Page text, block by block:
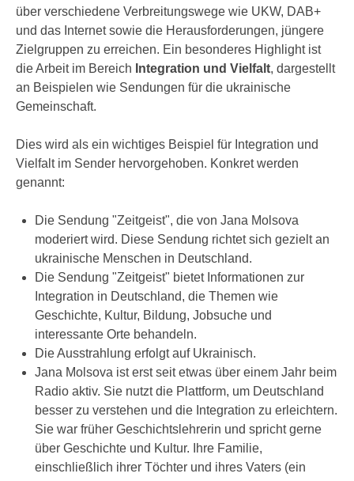
über verschiedene Verbreitungswege wie UKW, DAB+
und das Internet sowie die Herausforderungen, jüngere
Zielgruppen zu erreichen. Ein besonderes Highlight ist
die Arbeit im Bereich Integration und Vielfalt, dargestellt
an Beispielen wie Sendungen für die ukrainische
Gemeinschaft.
Dies wird als ein wichtiges Beispiel für Integration und
Vielfalt im Sender hervorgehoben. Konkret werden
genannt:
Die Sendung "Zeitgeist", die von Jana Molsova
moderiert wird. Diese Sendung richtet sich gezielt an
ukrainische Menschen in Deutschland.
Die Sendung "Zeitgeist" bietet Informationen zur
Integration in Deutschland, die Themen wie
Geschichte, Kultur, Bildung, Jobsuche und
interessante Orte behandeln.
Die Ausstrahlung erfolgt auf Ukrainisch.
Jana Molsova ist erst seit etwas über einem Jahr beim
Radio aktiv. Sie nutzt die Plattform, um Deutschland
besser zu verstehen und die Integration zu erleichtern.
Sie war früher Geschichtslehrerin und spricht gerne
über Geschichte und Kultur. Ihre Familie,
einschließlich ihrer Töchter und ihres Vaters (ein